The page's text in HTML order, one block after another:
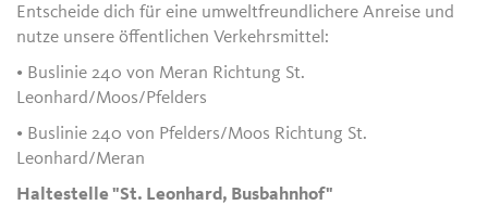
Entscheide dich für eine umweltfreundlichere Anreise und
nutze unsere öffentlichen Verkehrsmittel:
• Buslinie 240 von Meran Richtung St.
Leonhard/Moos/Pfelders
• Buslinie 240 von Pfelders/Moos Richtung St.
Leonhard/Meran
Haltestelle "St. Leonhard, Busbahnhof"